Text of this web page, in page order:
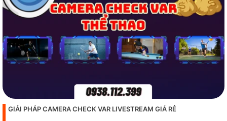
GIẢI PHÁP CAMERA CHECK VAR LIVESTREAM GIÁ RẺ